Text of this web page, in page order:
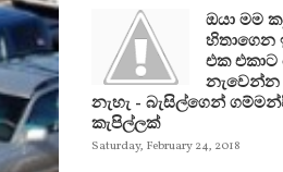
ඔයා මම
හිතාගෙන
එක එකාට
නැහැ - බැසිල්ගෙන්
කැපිල්ලක්
Saturday, February 24, 2018